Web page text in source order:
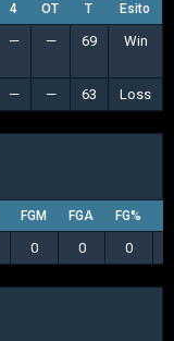
4 OT T Esito
— — 69 Win
— — 63 Loss
FGM FGA FG%
0 0 0